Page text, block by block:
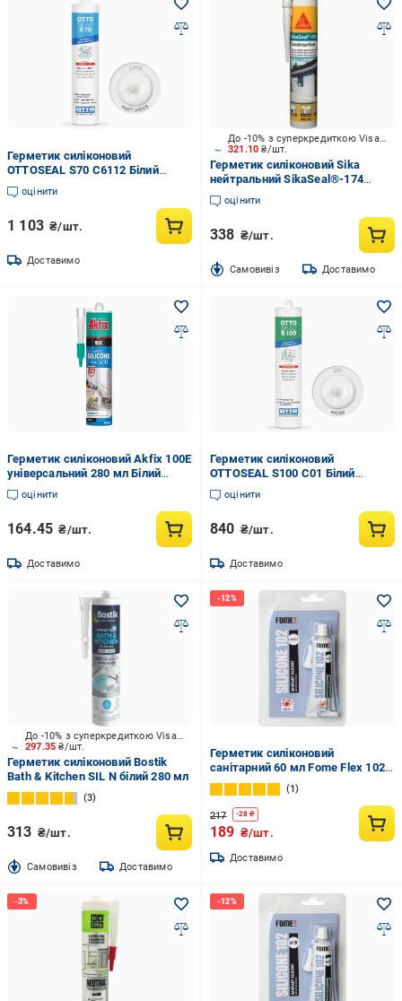
Герметик силіконовий
OTTOSEAL S70 C6112 Білий
матовий (S70C6112)
оцінити
1 103 ₴/шт.
Доставимо
321.10₴/шт.
До -10% з суперкредиткою Visa Вигода
Герметик силіконовий Sika
нейтральний SikaSeal®-174
Construction білий 300 мл 0,3 кг
оцінити
338 ₴/шт.
Cамовивіз Доставимо
Герметик силіконовий Akfix 100Е
універсальний 280 мл Білий
(28715859)
оцінити
164.45 ₴/шт.
Доставимо
Герметик силіконовий
OTTOSEAL S100 C01 Білий
(S100C01)
оцінити
840 ₴/шт.
Доставимо
297.35₴/шт.
До -10% з суперкредиткою Visa Вигода
Герметик силіконовий Bostik
Bath & Kitchen SIL N білий 280 мл
3
313 ₴/шт.
Cамовивіз Доставимо
Герметик силіконовий
санітарний 60 мл Fome Flex 102
Silicone Прозорий (01-4-1-152)
1
217 -28 ₴
189 ₴/шт.
Доставимо